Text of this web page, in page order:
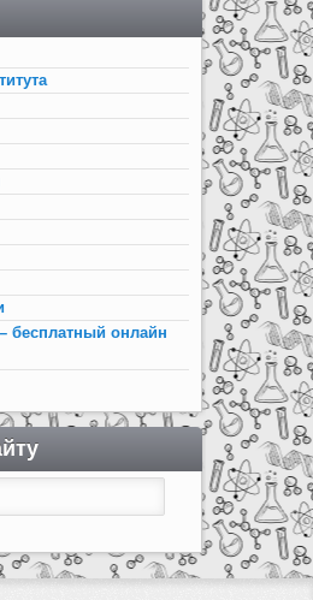
бесплатный онлайн